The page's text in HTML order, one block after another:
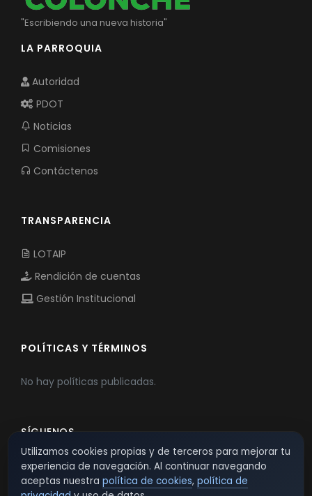
"Escribiendo una nueva historia"
LA PARROQUIA
Autoridad
PDOT
Noticias
Comisiones
Contáctenos
TRANSPARENCIA
LOTAIP
Rendición de cuentas
Gestión Institucional
POLÍTICAS Y TÉRMINOS
No hay políticas publicadas.
SÍGUENOS
Utilizamos cookies propias y de terceros para mejorar tu
experiencia de navegación. Al continuar navegando
aceptas nuestra política de cookies, política de